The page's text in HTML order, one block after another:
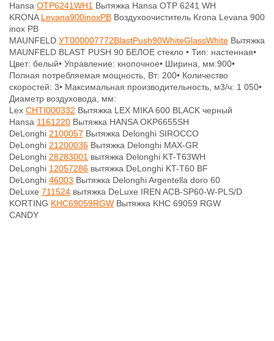
Hansa OTP6241WH1 Вытяжка Hansa OTP 6241 WH
KRONA Levana900inoxPB Воздухоочиститель Krona Levana 900
inox PB
MAUNFELD УТ000007772BlastPush90WhiteGlassWhite Вытяжка
MAUNFELD BLAST PUSH 90 БЕЛОЕ стекло • Тип: настенная•
Цвет: белый• Управление: кнопочное• Ширина, мм:900•
Полная потребляемая мощность, Вт: 200• Количество
скоростей: 3• Максимальная производительность, м3/ч: 1 050•
Диаметр воздуховода, мм:
Lex CHTI000332 Вытяжка LEX MIKA 600 BLACK черный
Hansa 1161220 Вытяжка HANSA OKP6655SH
DeLonghi 2100057 Вытяжка Delonghi SIROCCO
DeLonghi 21200036 Вытяжка Delonghi MAX-GR
DeLonghi 28283001 вытяжка Delonghi KT-T63WH
DeLonghi 12057286 вытяжка DeLonghi KT-T60 BF
DeLonghi 46003 Вытяжка Delonghi Argentella doro 60
DeLuxe 711524 вытяжка DeLuxe IREN ACB-SP60-W-PLS/D
KORTING KHC69059RGW Вытяжка KHC 69059 RGW
CANDY